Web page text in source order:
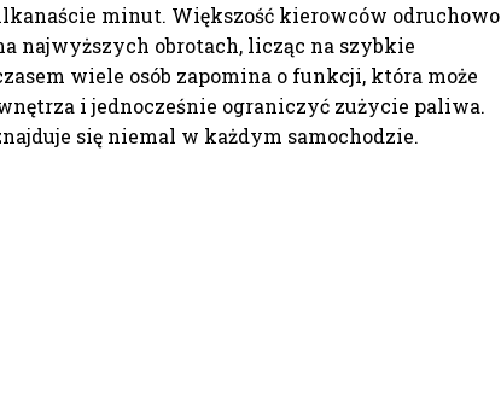
minut. Większość kierowców odruchowo
najwyższych obrotach, licząc na szybkie
wiele osób zapomina o funkcji, która może
i jednocześnie ograniczyć zużycie paliwa.
się niemal w każdym samochodzie.